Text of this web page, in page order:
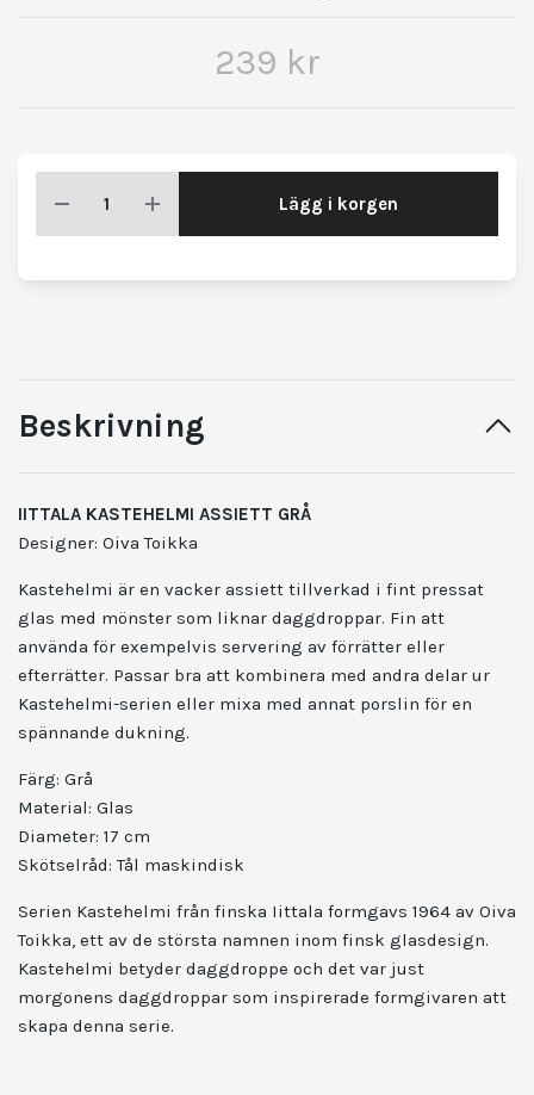
239 kr
Lägg i korgen
Beskrivning
IITTALA KASTEHELMI ASSIETT GRÅ
Designer: Oiva Toikka
Kastehelmi är en vacker assiett tillverkad i fint pressat
glas med mönster som liknar daggdroppar. Fin att
använda för exempelvis servering av förrätter eller
efterrätter. Passar bra att kombinera med andra delar ur
Kastehelmi-serien eller mixa med annat porslin för en
spännande dukning.
Färg: Grå
Material: Glas
Diameter: 17 cm
Skötselråd: Tål maskindisk
Serien Kastehelmi från finska Iittala formgavs 1964 av Oiva
Toikka, ett av de största namnen inom finsk glasdesign.
Kastehelmi betyder daggdroppe och det var just
morgonens daggdroppar som inspirerade formgivaren att
skapa denna serie.